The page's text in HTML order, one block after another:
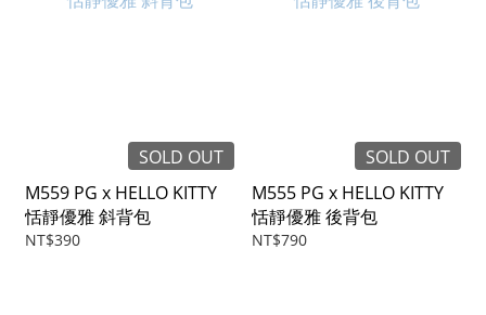
SOLD OUT
M559 PG x HELLO KITTY
恬靜優雅 斜背包
NT$390
SOLD OUT
M555 PG x HELLO KITTY
恬靜優雅 後背包
NT$790